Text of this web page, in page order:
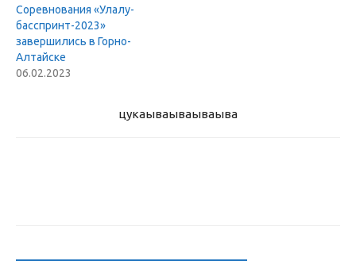
Соревнования «Улалу-
басспринт-2023»
завершились в Горно-
Алтайске
06.02.2023
цукаываываываыва